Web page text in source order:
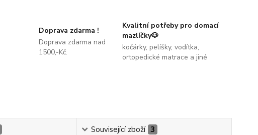
Doprava zdarma !
Doprava zdarma nad
1500,-Kč.
Kvalitní potřeby pro domací
mazlíčky🐶
kočárky, pelíšky, vodítka,
ortopedické matrace a jiné
Související zboží 3